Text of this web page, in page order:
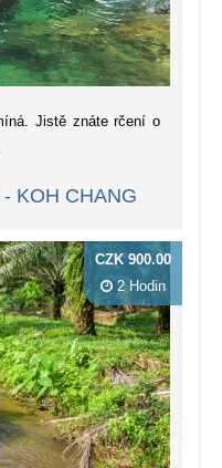
Jistě znáte rčení o
KOH CHANG
CZK 900.00
2 Hodin